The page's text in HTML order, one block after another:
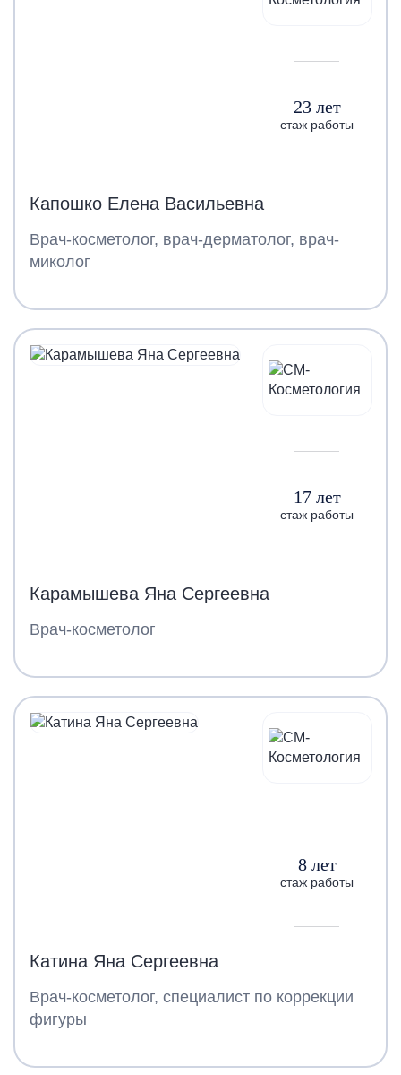
23 лет
стаж работы
Капошко Елена Васильевна
Врач-косметолог, врач-дерматолог, врач-
миколог
17 лет
стаж работы
Карамышева Яна Сергеевна
Врач-косметолог
8 лет
стаж работы
Катина Яна Сергеевна
Врач-косметолог, специалист по коррекции
фигуры